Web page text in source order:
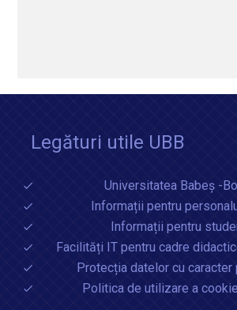
Legături utile UBB
Universitatea Babeș -
Informații pentru
Informații pentru
Facilități IT pentru cadre
Protecția datelor cu caracter
Politica de utilizare a